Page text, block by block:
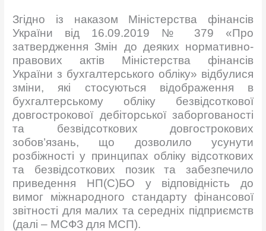
Згідно із наказом Міністерства фінансів
України від 16.09.2019 № 379 «Про
затвердження Змін до деяких нормативно-
правових актів Міністерства фінансів
України з бухгалтерського обліку» відбулися
зміни, які стосуються відображення в
бухгалтерському обліку безвідсоткової
довгострокової дебіторської заборгованості
та безвідсоткових довгострокових
зобов’язань, що дозволило усунути
розбіжності у принципах обліку відсоткових
та безвідсоткових позик та забезпечило
приведення НП(С)БО у відповідність до
вимог міжнародного стандарту фінансової
звітності для малих та середніх підприємств
(далі – МСФЗ для МСП).